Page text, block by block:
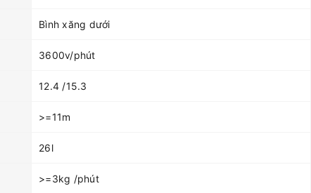
Bình xăng dưới
3600v/phút
12.4 /15.3
>=11m
26l
>=3kg /phút